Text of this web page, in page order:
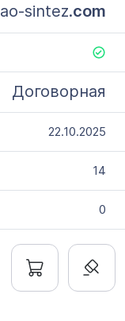
ao-sintez.com
Договорная
22.10.2025
14
0